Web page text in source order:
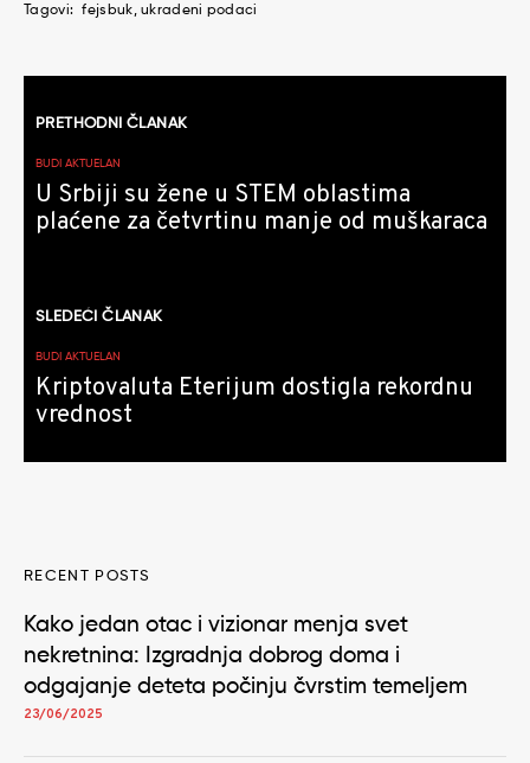
Tagovi: fejsbuk ukradeni podaci
članaka
PRETHODNI ČLANAK
BUDI AKTUELAN
U Srbiji su žene u STEM oblastima
plaćene za četvrtinu manje od muškaraca
SLEDEĆI ČLANAK
BUDI AKTUELAN
Kriptovaluta Eterijum dostigla rekordnu
vrednost
RECENT POSTS
Kako jedan otac i vizionar menja svet
nekretnina: Izgradnja dobrog doma i
odgajanje deteta počinju čvrstim temeljem
23/06/2025